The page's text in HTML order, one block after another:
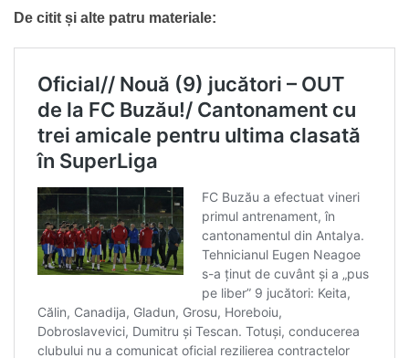
De citit și alte patru materiale: